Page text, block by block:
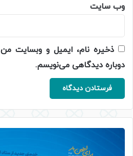
وب‌ سایت
ذخیره نام، ایمیل و وبسایت من
دوباره دیدگاهی می‌نویسم.